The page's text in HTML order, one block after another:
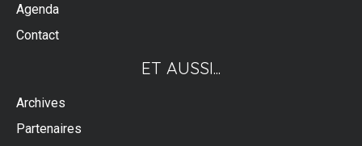
Agenda
Contact
ET AUSSI...
Archives
Partenaires